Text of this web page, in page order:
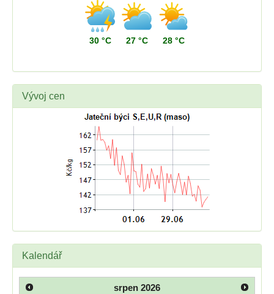
30 °C 27 °C 28 °C
Vývoj cen
Kalendář
srpen 2026